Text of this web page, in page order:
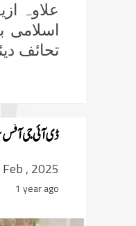
علاوہ
اسلامی
تحائف
ڈی آئی جی آفس
, 2025
1 year ago